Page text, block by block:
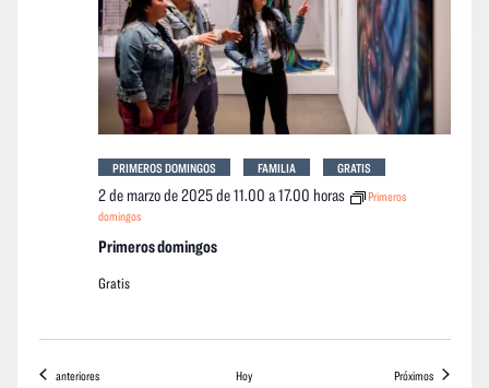
Primeros domingos
2 de marzo de 2025 de 11.00 a17.00 horas
Primeros
domingos
PRIMEROS DOMINGOS FAMILIA GRATIS
Gratis
Eventos
anteriores Hoy Próximoseventos